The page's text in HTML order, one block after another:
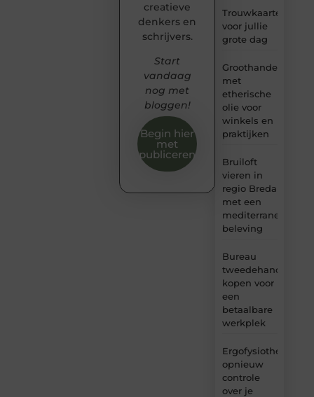
Trouwkaarten
voor jullie
grote dag
Groothandel
met
etherische
olie voor
winkels en
praktijken
Bruiloft
vieren in
regio Breda
met een
mediterrane
beleving
Bureau
tweedehands
kopen voor
een
betaalbare
werkplek
Ergofysiotherapie:
opnieuw
controle
over je
creatieve
denkers en
schrijvers.
Start
vandaag
nog met
bloggen!
Begin hier
met
publiceren